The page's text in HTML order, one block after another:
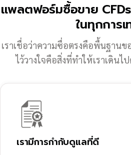
แพลตฟอร์มซื้อขาย
ในทุกการ
เราเชื่อว่าความซื่อตรงคือพื้นฐานข
ไว้วางใจคือสิ่งที่ทำให้เราเดินไ
เรามีการกำกับดูแลที่ดี